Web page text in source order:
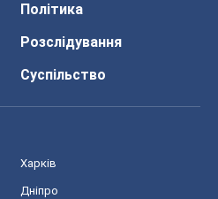
Політика
Розслідування
Суспільство
Харків
Дніпро